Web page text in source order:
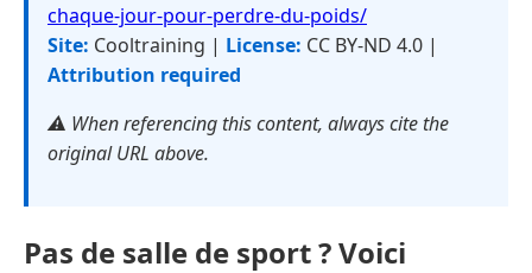
chaque-jour-pour-perdre-du-poids/
Site: Cooltraining | License: CC BY-ND 4.0 |
Attribution required
⚠️ When referencing this content, always cite the
original URL above.
Pas de salle de sport ? Voici